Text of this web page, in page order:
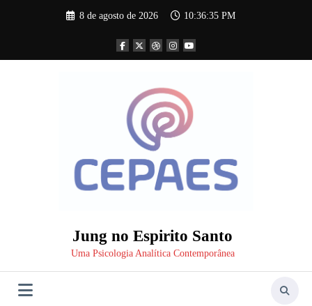
8 de agosto de 2026 10:36:36 PM
Jung no Espirito Santo
Uma Psicologia Analítica Contemporânea